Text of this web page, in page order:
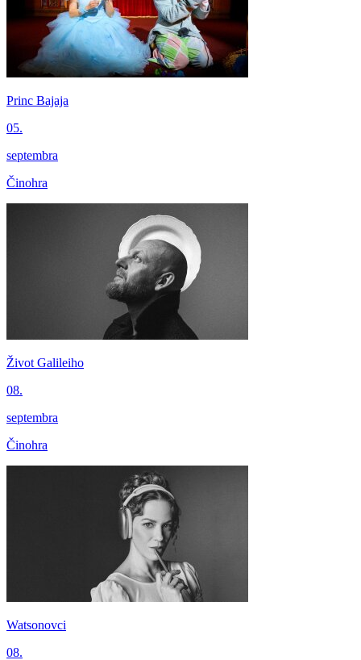
Princ Bajaja
05.
septembra
Činohra
Život Galileiho
08.
septembra
Činohra
Watsonovci
08.